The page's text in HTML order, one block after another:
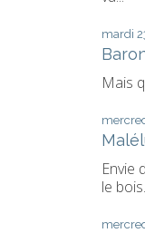
mardi
Mais
Envie
le